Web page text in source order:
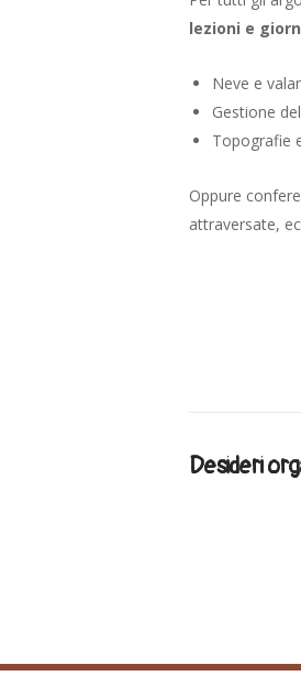
lezioni e
Neve e
Gestione
Topografie
Oppure
attraversate,
Desideri